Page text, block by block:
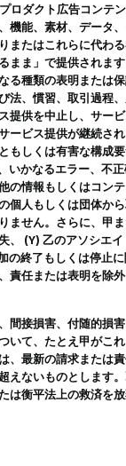
ダクト広告コンテ
機能、素材、データ
またはこれらに代わ
まま」で提供されま
る種類の表明または
法、慣習、取引過程
提供を中止し、サー
ービス提供が継続さ
もしくは有害な構成
いかなるエラー、不
の情報もしくはコン
個人もしくは団体か
ません。さらに、甲
、 (Y) 乙のアソシエ
の終了もしくは停止
責任または表明を除
間接損害、付随的損
いて、たとえ甲がこ
、最新の請求または
えないものとします
は衡平法上の救済を